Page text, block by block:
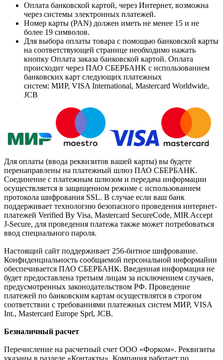
Оплата банковской картой, через Интернет, возможна
через системы электронных платежей.
Номер карты (PAN) должен иметь не менее 15 и не
более 19 символов.
Для выбора оплаты товара с помощью банковской карты
на соответствующей странице необходимо нажать
кнопку Оплата заказа банковской картой. Оплата
происходит через ПАО СБЕРБАНК с использованием
банковских карт следующих платежных
систем: МИР, VISA International, Mastercard Worldwide,
JCB
Для оплаты (ввода реквизитов вашей карты) вы будете
перенаправлены на платежный шлюз ПАО СБЕРБАНК.
Соединение с платежным шлюзом и передача информации
осуществляется в защищенном режиме с использованием
протокола шифрования SSL. В случае если ваш банк
поддерживает технологию безопасного проведения интернет-
платежей Verified By Visa, Mastercard SecureCode, MIR Accept
J-Secure, для проведения платежа также может потребоваться
ввод специального пароля.
Настоящий сайт поддерживает 256-битное шифрование.
Конфиденциальность сообщаемой персональной информайии
обеспечивается ПАО СБЕРБАНК. Введенная информация не
будет предоставлена третьим лицам за исключением случаев,
предусмотренных законодательством РФ. Проведение
платежей по банковским картам осуществлятся в строгом
соответствии с требованиями платежных систем МИР, VISA
Int., Mastercard Europe Sprl, JCB.
Безналичный расчет
Перечисление на расчетный счет ООО «Форком». Реквизиты
указаны в разделе «Контакты». Компания работает по